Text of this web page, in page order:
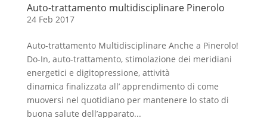
Auto-trattamento multidisciplinare Pinerolo
24 Feb 2017
Auto-trattamento Multidisciplinare Anche a Pinerolo!
Do-In, auto-trattamento, stimolazione dei meridiani
energetici e digitopressione, attività
dinamica finalizzata all’ apprendimento di come
muoversi nel quotidiano per mantenere lo stato di
buona salute dell’apparato...